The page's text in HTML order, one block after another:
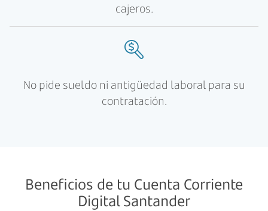
cajeros.
No pide sueldo ni antigüedad laboral para su
contratación.
Beneficios de tu Cuenta Corriente
Digital Santander